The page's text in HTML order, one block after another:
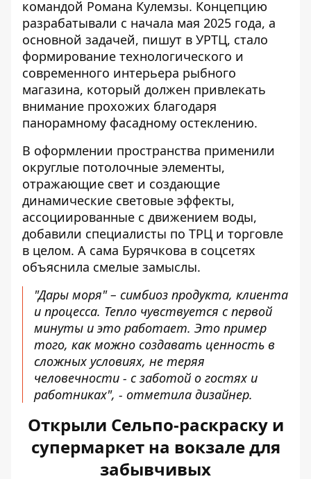
командой Романа Кулемзы. Концепцию
разрабатывали с начала мая 2025 года, а
основной задачей, пишут в УРТЦ, стало
формирование технологического и
современного интерьера рыбного
магазина, который должен привлекать
внимание прохожих благодаря
панорамному фасадному остеклению.
В оформлении пространства применили
округлые потолочные элементы,
отражающие свет и создающие
динамические световые эффекты,
ассоциированные с движением воды,
добавили специалисты по ТРЦ и торговле
в целом. А сама Бурячкова в соцсетях
объяснила смелые замыслы.
"Дары моря" – симбиоз продукта, клиента
и процесса. Тепло чувствуется с первой
минуты и это работает. Это пример
того, как можно создавать ценность в
сложных условиях, не теряя
человечности - с заботой о гостях и
работниках", - отметила дизайнер.
Открыли Сельпо-раскраску и
супермаркет на вокзале для
забывчивых